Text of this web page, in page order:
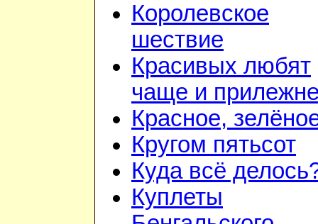
Королевское
шествие
Красивых любят
чаще и
Красное,
Кругом пятьсот
Куда всё
Куплеты